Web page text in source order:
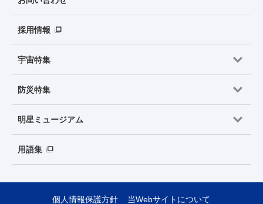
採用情報
宇宙特集
防災特集
明星ミュージアム
用語集
個人情報保護方針 当Webサイトについて